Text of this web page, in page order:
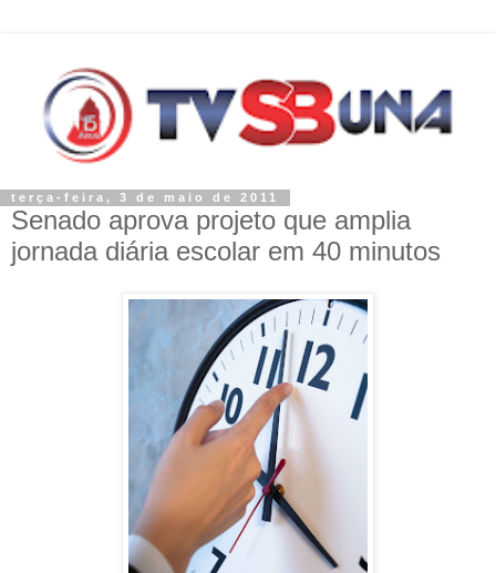
terça-feira, 3 de maio de 2011
Senado aprova projeto que amplia
jornada diária escolar em 40 minutos